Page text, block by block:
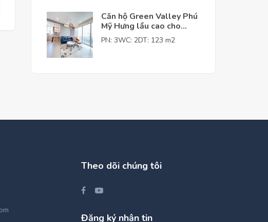
Căn hộ Green Valley Phú
Mỹ Hưng lầu cao cho
thuê giá tốt
PN: 3WC: 2DT: 123 m2
Theo dõi chúng tôi
Đăng ký nhận tin